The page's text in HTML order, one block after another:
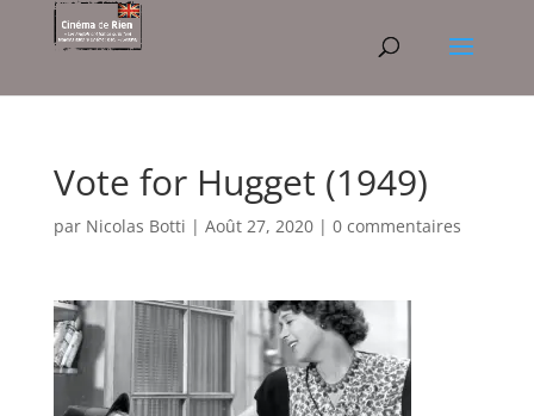
Vote for Hugget (1949)
par Nicolas Botti | Août 27, 2020| 0 commentaires